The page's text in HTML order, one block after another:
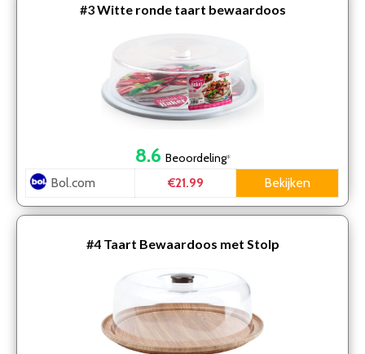
#3Witte ronde taart bewaardoos
8.6 Beoordeling*
Bol.com €21.99 Bekijken
#4 Taart Bewaardoos met Stolp